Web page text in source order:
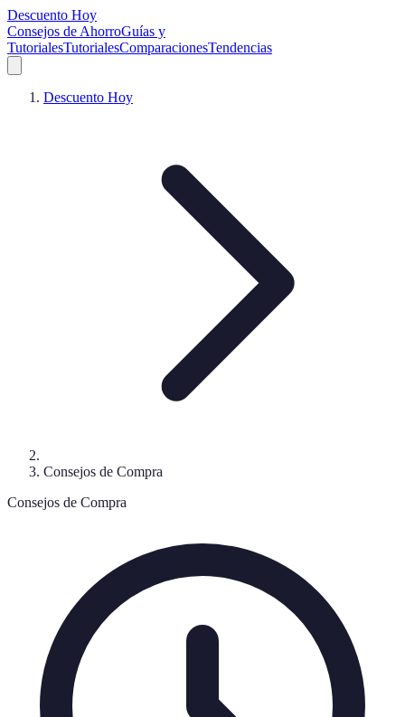
Descuento Hoy
Consejos de AhorroGuías y
TutorialesTutorialesComparacionesTendencias
Descuento Hoy
Consejos de Compra
Consejos de Compra